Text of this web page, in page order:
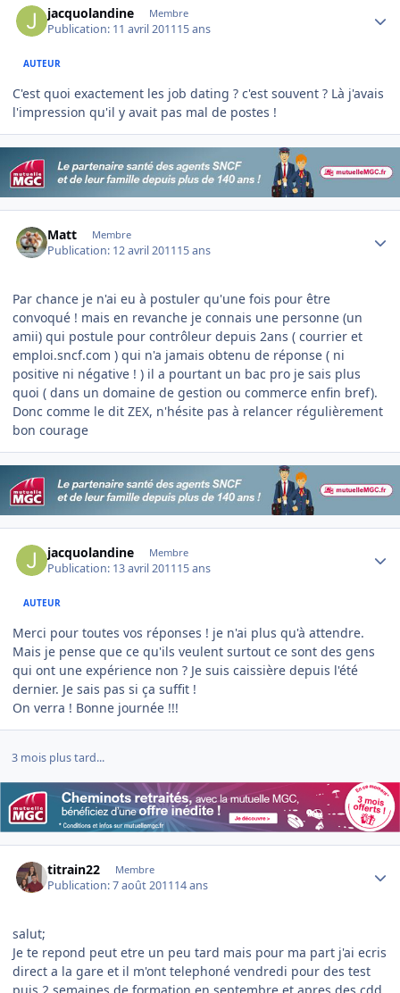
jacquolandine Membre
Publication: 11 avril 201115 ans
AUTEUR
C'est quoi exactement les job dating ? c'est souvent ? Là j'avais
l'impression qu'il y avait pas mal de postes !
Matt Membre
Publication: 12 avril 201115 ans
Par chance je n'ai eu à postuler qu'une fois pour être
convoqué ! mais en revanche je connais une personne (un
amii) qui postule pour contrôleur depuis 2ans ( courrier et
emploi.sncf.com ) qui n'a jamais obtenu de réponse ( ni
positive ni négative ! ) il a pourtant un bac pro je sais plus
quoi ( dans un domaine de gestion ou commerce enfin bref).
Donc comme le dit ZEX, n'hésite pas à relancer régulièrement
bon courage
jacquolandine Membre
Publication: 13 avril 201115 ans
AUTEUR
Merci pour toutes vos réponses ! je n'ai plus qu'à attendre.
Mais je pense que ce qu'ils veulent surtout ce sont des gens
qui ont une expérience non ? Je suis caissière depuis l'été
dernier. Je sais pas si ça suffit !
On verra ! Bonne journée !!!
3 mois plus tard...
titrain22 Membre
Publication:7 août 201114 ans
salut;
Je te repond peut etre un peu tard mais pour ma part j'ai ecris
direct a la gare et il m'ont telephoné vendredi pour des test